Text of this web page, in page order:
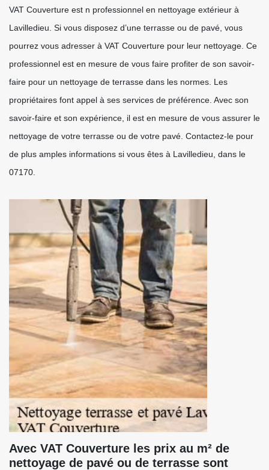
VAT Couverture est n professionnel en nettoyage extérieur à
Lavilledieu. Si vous disposez d’une terrasse ou de pavé, vous
pourrez vous adresser à VAT Couverture pour leur nettoyage. Ce
professionnel est en mesure de vous faire profiter de son savoir-
faire pour un nettoyage de terrasse dans les normes. Les
propriétaires font appel à ses services de préférence. Avec son
savoir-faire et son expérience, il est en mesure de vous assurer le
nettoyage de votre terrasse ou de votre pavé. Contactez-le pour
de plus amples informations si vous êtes à Lavilledieu, dans le
07170.
Avec VAT Couverture les prix au m² de
nettoyage de pavé ou de terrasse sont